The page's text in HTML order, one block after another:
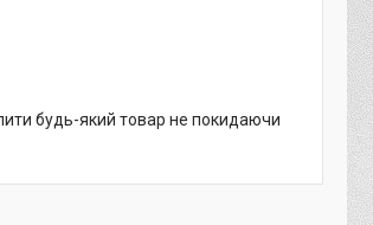
будь-який товар не покидаючи